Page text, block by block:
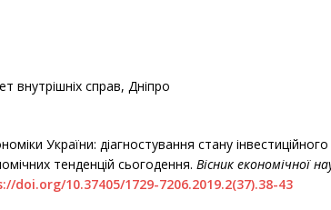
внутрішніх справ, Дніпро
України: діагностування стану інвестиційного
тенденцій сьогодення. Вісник економічної
doi.org/10.37405/1729-7206.2019.2(37).38-43